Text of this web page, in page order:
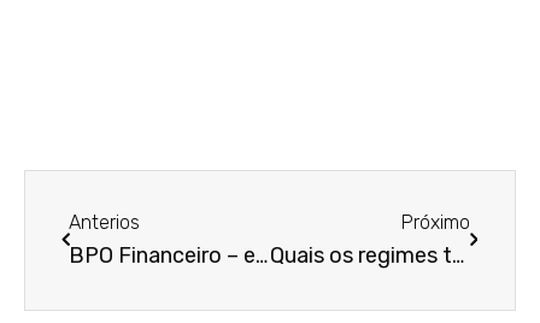
Anterios
BPO Financeiro – entenda como a utilização dessa ferramenta pode melhorar a gestão da sua empresa
Próximo
Quais os regimes tributários existentes?